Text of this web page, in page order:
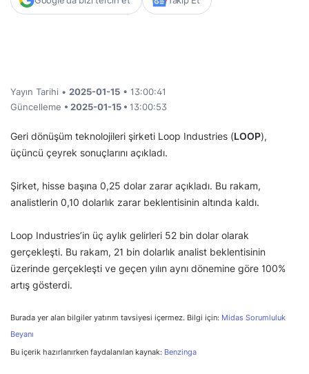
Yayın Tarihi • 2025-01-15 • 13:00:41
Güncelleme • 2025-01-15 • 13:00:53
Geri dönüşüm teknolojileri şirketi Loop Industries (LOOP),
üçüncü çeyrek sonuçlarını açıkladı.
Şirket, hisse başına 0,25 dolar zarar açıkladı. Bu rakam,
analistlerin 0,10 dolarlık zarar beklentisinin altında kaldı.
Loop Industries’in üç aylık gelirleri 52 bin dolar olarak
gerçekleşti. Bu rakam, 21 bin dolarlık analist beklentisinin
üzerinde gerçekleşti ve geçen yılın aynı dönemine göre 100%
artış gösterdi.
Burada yer alan bilgiler yatırım tavsiyesi içermez. Bilgi için: Midas Sorumluluk
Beyanı
Bu içerik hazırlanırken faydalanılan kaynak: Benzinga